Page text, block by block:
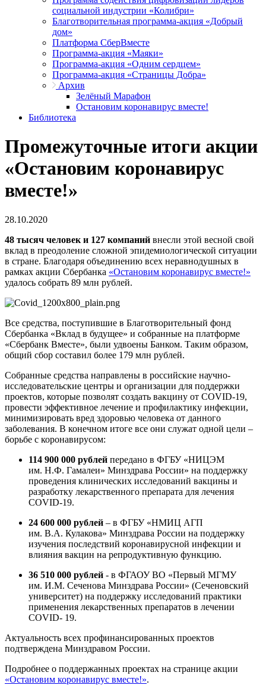
социальной индустрии «Колибри»
Благотворительная программа-акция «Добрый
дом»
Платформа СберВместе
Программа-акция «Маяки»
Программа-акция «Одним сердцем»
Программа-акция «Страницы Добра»
Архив
Зелёный Марафон
Остановим коронавирус вместе!
Библиотека
Промежуточные итоги акции
«Остановим коронавирус
вместе!»
28.10.2020
48 тысяч человек и 127 компаний внесли этой весной свой
вклад в преодоление сложной эпидемиологической ситуации
в стране. Благодаря объединению всех неравнодушных в
рамках акции Сбербанка «Остановим коронавирус вместе!»
удалось собрать 89 млн рублей.
Все средства, поступившие в Благотворительный фонд
Сбербанка «Вклад в будущее» и собранные на платформе
«Сбербанк Вместе», были удвоены Банком. Таким образом,
общий сбор составил более 179 млн рублей.
Собранные средства направлены в российские научно-
исследовательские центры и организации для поддержки
проектов, которые позволят создать вакцину от COVID-19,
провести эффективное лечение и профилактику инфекции,
минимизировать вред здоровью человека от данного
заболевания. В конечном итоге все они служат одной цели –
борьбе с коронавирусом:
114 900 000 рублей передано в ФГБУ «НИЦЭМ
им. Н.Ф. Гамалеи» Минздрава России» на поддержку
проведения клинических исследований вакцины и
разработку лекарственного препарата для лечения
COVID-19.
24 600 000 рублей – в ФГБУ «НМИЦ АГП
им. В.А. Кулакова» Минздрава России на поддержку
изучения последствий коронавирусной инфекции и
влияния вакцин на репродуктивную функцию.
36 510 000 рублей - в ФГАОУ ВО «Первый МГМУ
им. И.М. Сеченова Минздрава России» (Сеченовский
университет) на поддержку исследований практики
применения лекарственных препаратов в лечении
COVID- 19.
Актуальность всех профинансированных проектов
подтверждена Минздравом России.
Подробнее о поддержанных проектах на странице акции
«Остановим коронавирус вместе!».